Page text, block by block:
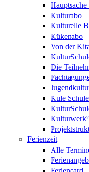
Kulturabo
Kulturelle
Kükenabo
Von der
Die
Kule Schule
Kulturwerk²
Ferienzeit
Alle
Feriencard